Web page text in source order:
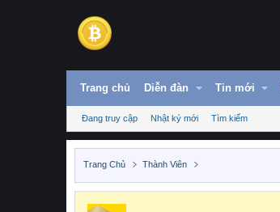
Trang chủ Diễn đàn Tin mới
Đang truy cập Nhật ký mới Tìm kiếm
Trang Chủ Thành Viên